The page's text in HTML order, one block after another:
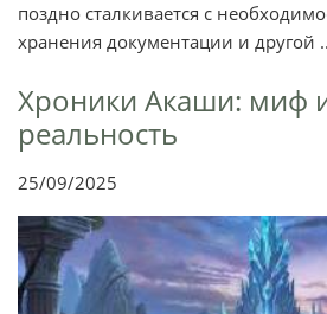
поздно сталкивается с
хранения документации и другой
Хроники Акаши: миф
реальность
25/09/2025